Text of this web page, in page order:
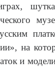
на
и